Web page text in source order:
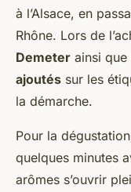
à l’Alsace, en
Rhône. Lors de
Demeter ainsi
ajoutés sur les
la démarche.
Pour la
quelques minutes
arômes s’ouvrir